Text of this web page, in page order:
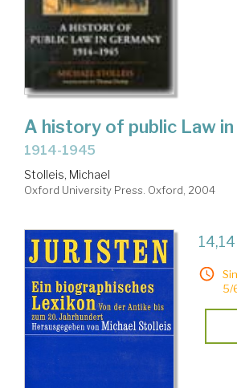
A history of public Law in
1914-1945
Stolleis, Michael
Oxford University Press. Oxford, 2004
5/